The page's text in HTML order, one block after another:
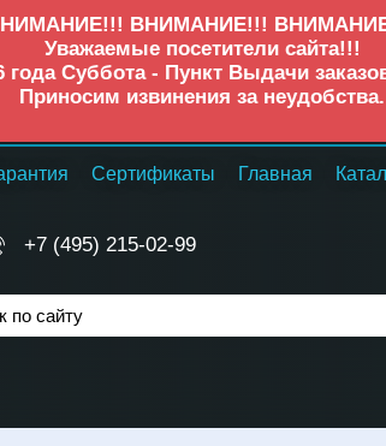
ВНИМАНИЕ!!!
Уважаемые посетители сайта!!!
года Суббота - Пункт Выдачи
Приносим извинения за неудобства.
Сертификаты Главная
+7 (495) 215-02-99